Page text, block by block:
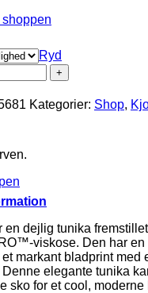
Ryd
Rosa
Kategorier: Shop,
en dejlig tunika
viskose. Den har en
markant bladprint med
elegante tunika
sko for et cool, moderne